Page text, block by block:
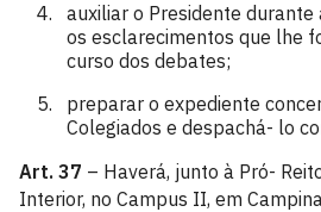
auxiliar o Presidente
os esclarecimentos que lhe
curso dos debates;
preparar o expediente
Colegiados e despachá- lo
Art. 37 – Haverá, junto à Pró-
Interior, no Campus II, em